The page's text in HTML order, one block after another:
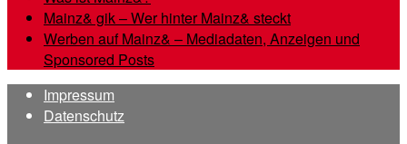
Mainz& gik – Wer hinter Mainz& steckt
Werben auf Mainz& – Mediadaten, Anzeigen und
Sponsored Posts
Impressum
Datenschutz